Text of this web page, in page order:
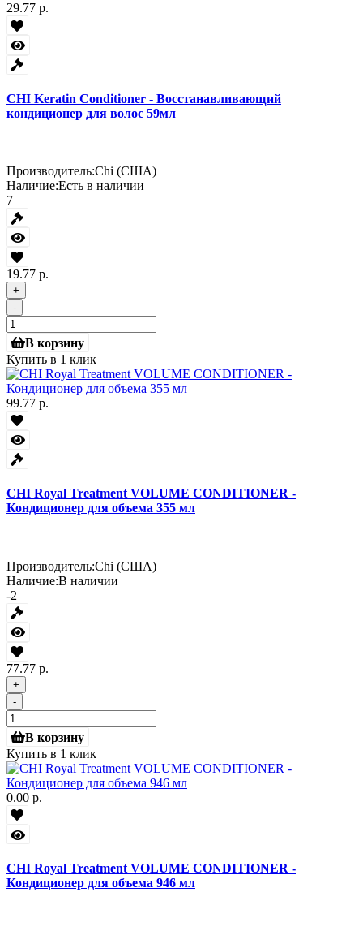
29.77 р.
CHI Keratin Conditioner - Восстанавливающий
кондиционер для волос 59мл
Производитель:Chi (США)
Наличие:Есть в наличии
7
19.77 р.
+
-
В корзину
Купить в 1 клик
99.77 р.
CHI Royal Treatment VOLUME CONDITIONER -
Кондиционер для объема 355 мл
Производитель:Chi (США)
Наличие:В наличии
-2
77.77 р.
+
-
В корзину
Купить в 1 клик
0.00 р.
CHI Royal Treatment VOLUME CONDITIONER -
Кондиционер для объема 946 мл